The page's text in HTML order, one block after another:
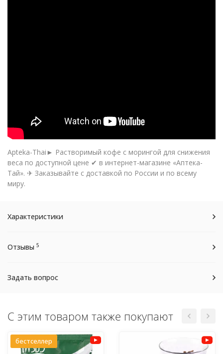
Apteka-Thai► Растворимый кофе с морингой для снижения
веса по доступной цене ✔ в интернет-магазине «Аптека-
Тай». ✈ Заказывайте с доставкой по России и по всему
миру.
Характеристики
Отзывы 5
Задать вопрос
С этим товаром также покупают
бестселлер